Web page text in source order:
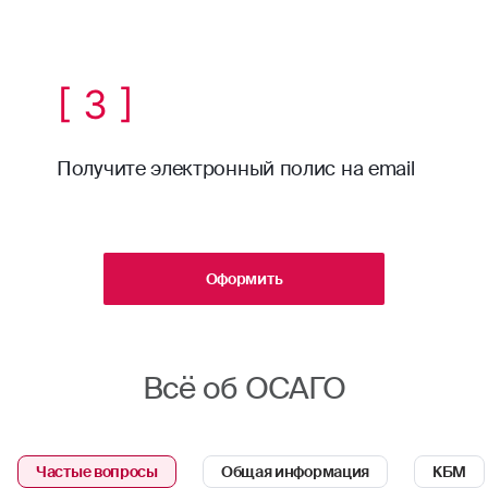
[ 3 ]
Получите электронный полис на email
Оформить
Всё об ОСАГО
Частые вопросы Общая информация КБМ